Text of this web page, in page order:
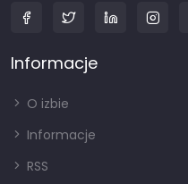
Informacje
O izbie
Informacje
RSS